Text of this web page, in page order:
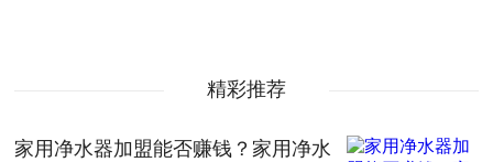
精彩推荐
家用净水器加盟能否赚钱？家用净水